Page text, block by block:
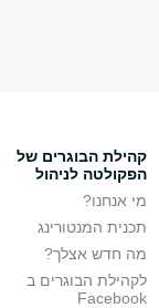
קהילת הבוגרים של
הפקולטה לניהול
מי אנחנו?
תכנית המנטורינג
מה חדש אצלך?
לקהילת הבוגרים ב
Facebook